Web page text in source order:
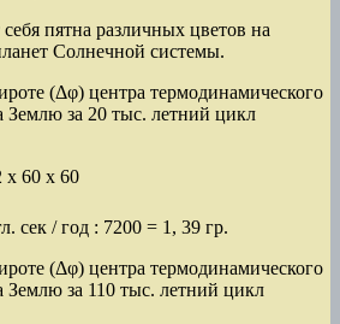
пятна различных цветов на
Солнечной системы.
(Δφ) центра термодинамического
Землю за 20 тыс. летний цикл
х 60 x 60
сек /год : 7200 = 1, 39 гр.
(Δφ) центра термодинамического
Землю за 110 тыс. летний цикл